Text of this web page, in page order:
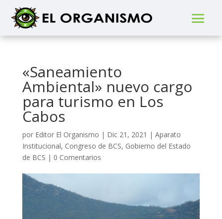
«Saneamiento
Ambiental» nuevo cargo
para turismo en Los
Cabos
por Editor El Organismo | Dic 21, 2021 | Aparato
Institucional, Congreso de BCS, Gobierno del Estado
de BCS | 0 Comentarios